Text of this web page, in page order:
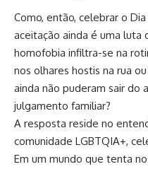
Como, então, celebrar o
aceitação ainda é uma luta
homofobia infiltra-se na
nos olhares hostis na rua
ainda não puderam sair do
julgamento familiar?
A resposta reside no
comunidade LGBTQIA+,
Em um mundo que tenta